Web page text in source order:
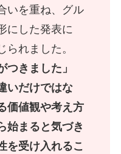
いを重ね、グル
にした発表に
れました。
つきました」
いだけではな
価値観や考え方
始まると気づき
を受け入れるこ